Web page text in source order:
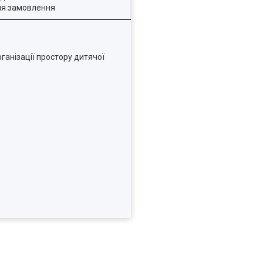
замовлення
простору дитячої